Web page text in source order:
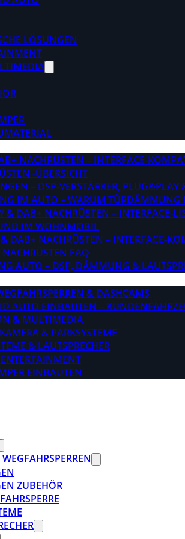
LÖSUNGEN
NACHRÜSTEN – INTERFACE-
-ÜBERSICHT
– DSP-VERSTÄRKER,
IM AUTO – WARUM TÜRDÄMMUNG
& DAB+ NACHRÜSTEN – INTERFACE-
IM WOHNMOBIL
& DAB+ NACHRÜSTEN – INTERFACE-
FAQ
AUTO – DSP, DÄMMUNG &
& DASHCAMS
AUTO EINBAUTEN –
& MULTIMEDIA
& PARKSYSTEME
& LAUTSPRECHER
EINBAUTEN
ZUBEHÖR